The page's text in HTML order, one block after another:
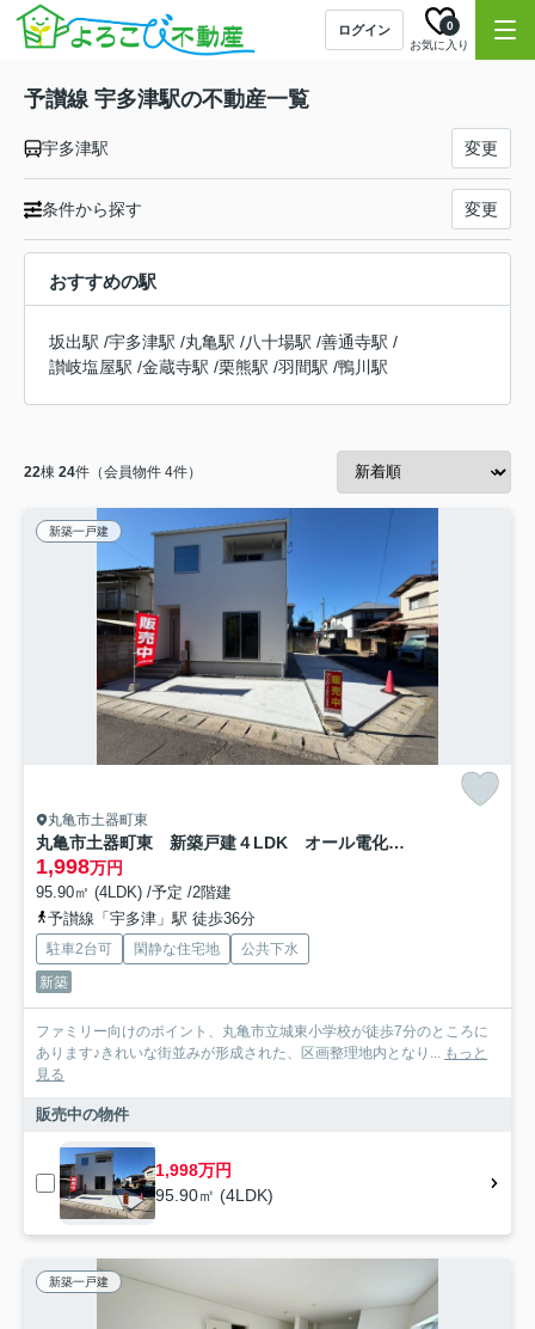
ログイン
お気に入り
0
予讃線 宇多津駅の不動産一覧
宇多津駅 変更
条件から探す 変更
おすすめの駅
坂出駅 /宇多津駅 /丸亀駅 /八十場駅 /善通寺駅 /
讃岐塩屋駅 /金蔵寺駅 /栗熊駅 /羽間駅 /鴨川駅
22棟 24件（会員物件 4件）
新築一戸建
丸亀市土器町東
丸亀市土器町東 新築戸建４LDK オール電化太陽光つき
1,998万円
95.90㎡ (4LDK) /予定 /2階建
予讃線「宇多津」駅 徒歩36分
駐車2台可 閑静な住宅地
公共下水
新築
ファミリー向けのポイント、丸亀市立城東小学校が徒歩7分のところに
あります♪きれいな街並みが形成された、区画整理地内となり... もっと
見る
販売中の物件
1,998万円
95.90㎡ (4LDK)
新築一戸建